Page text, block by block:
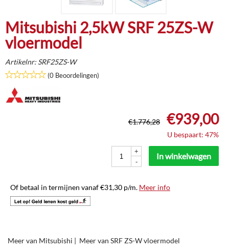
Mitsubishi 2,5kW SRF 25ZS-W
vloermodel
Artikelnr: SRF25ZS-W
(0 Beoordelingen)
€1.776,28 €939,00
U bespaart: 47%
+
-
In winkelwagen
Of betaal in termijnen vanaf€31,30 p/m. Meer info
Meer van Mitsubishi | Meer van SRF ZS-W vloermodel